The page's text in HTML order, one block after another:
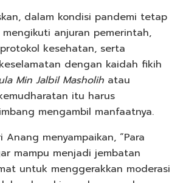
dalam kondisi pandemi tetap
anjuran pemerintah,
kesehatan, serta
dengan kaidah fikih
Min Jalbil Masholih atau
itu harus
mengambil manfaatnya.
Anang menyampaikan, “Para
mampu menjadi jembatan
untuk menggerakkan moderasi